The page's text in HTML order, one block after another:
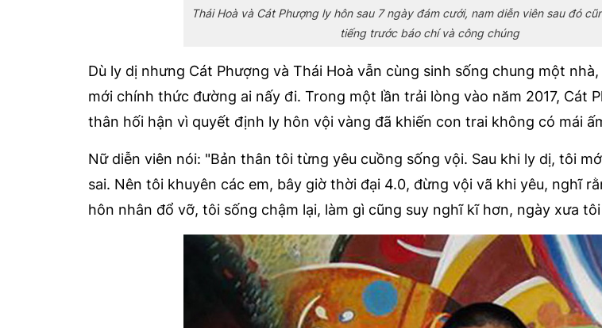
Thái Hoà và Cát Phượng ly hôn sau 7 ngày đám cưới, nam diễn viên sau đó
tiếng trước báo chí và công chúng
Dù ly dị nhưng Cát Phượng và Thái Hoà vẫn cùng sinh sống chung một
mới chính thức đường ai nấy đi. Trong một lần trải lòng vào năm 2017, Cát
thân hối hận vì quyết định ly hôn vội vàng đã khiến con trai không có mái
Nữ diễn viên nói: "Bản thân tôi từng yêu cuồng sống vội. Sau khi ly dị, tôi
sai. Nên tôi khuyên các em, bây giờ thời đại 4.0, đừng vội vã khi yêu, nghĩ
hôn nhân đổ vỡ, tôi sống chậm lại, làm gì cũng suy nghĩ kĩ hơn, ngày xưa